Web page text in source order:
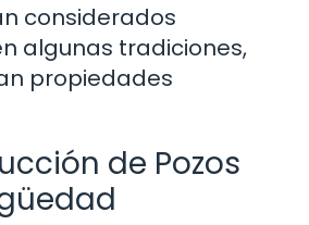
considerados
algunas tradiciones,
propiedades
de Pozos